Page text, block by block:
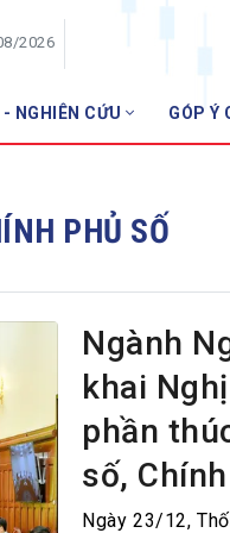
2026
NGHIÊN CỨU GÓP Ý
hàng
PHỦ SỐ
Ngành
khai
phần
số,
Ngày 23/12,